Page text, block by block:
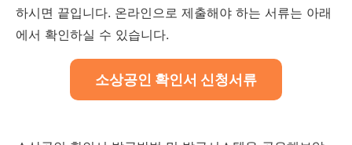
하시면 끝입니다. 온라인으로 제출해야 하는 서류는 아래
에서 확인하실 수 있습니다.
소상공인 확인서 신청서류